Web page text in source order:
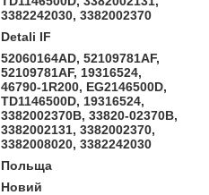
3382242030, 3382002370
Detali IF
52060164AD, 52109781AF,
52109781AF, 19316524,
46790-1R200, EG2146500D,
TD1146500D, 19316524,
3382002370B, 33820-02370B,
3382002131, 3382002370,
3382008020, 3382242030
Польща
Новий